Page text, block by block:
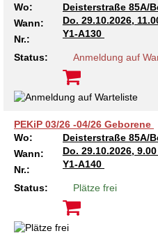
Wo:
Deisterstraße 85A/
Wann:
Do. 29.10.2026,
Nr.:
Y1-A130
Status: Anmeldung auf
PEKiP 03/26 -04/26 Geborene
Wo:
Deisterstraße 85A/
Wann:
Do. 29.10.2026,
Nr.:
Y1-A140
Status: Plätze frei